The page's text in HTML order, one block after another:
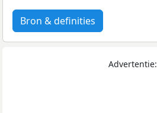
Bron & definities
Advertentie: